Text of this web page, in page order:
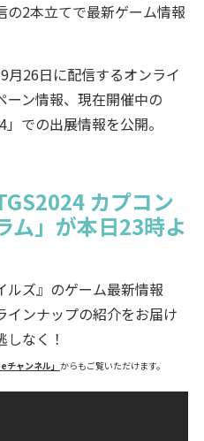
の2本立てで最新ゲーム情報
26日に配信するオンライ
ーン情報、現在開催中の
」での出展情報を公開。
カプコン
ム」が本日23時よ
ズ』のゲーム最新情報
ンナップの紹介をお届け
なく！
ャンネル」 からもご覧いただけます。